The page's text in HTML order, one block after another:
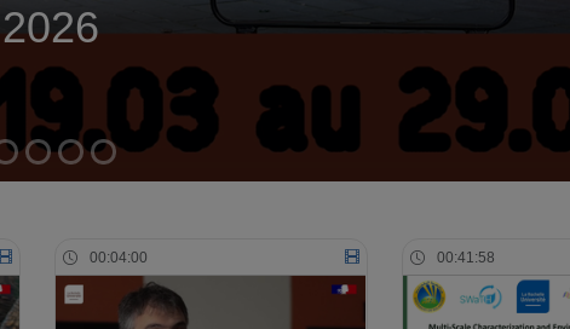
00:04:00 00:41:58